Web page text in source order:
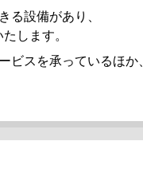
設備があり、
します。
スを承っているほか、